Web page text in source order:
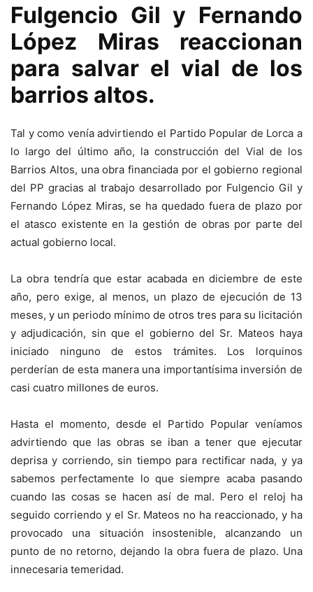
Fulgencio Gil y Fernando
López Miras reaccionan
para salvar el vial de los
barrios altos.
Tal y como venía advirtiendo el Partido Popular de Lorca a
lo largo del último año, la construcción del Vial de los
Barrios Altos, una obra financiada por el gobierno regional
del PP gracias al trabajo desarrollado por Fulgencio Gil y
Fernando López Miras, se ha quedado fuera de plazo por
el atasco existente en la gestión de obras por parte del
actual gobierno local.
La obra tendría que estar acabada en diciembre de este
año, pero exige, al menos, un plazo de ejecución de 13
meses, y un periodo mínimo de otros tres para su licitación
y adjudicación, sin que el gobierno del Sr. Mateos haya
iniciado ninguno de estos trámites. Los lorquinos
perderían de esta manera una importantísima inversión de
casi cuatro millones de euros.
Hasta el momento, desde el Partido Popular veníamos
advirtiendo que las obras se iban a tener que ejecutar
deprisa y corriendo, sin tiempo para rectificar nada, y ya
sabemos perfectamente lo que siempre acaba pasando
cuando las cosas se hacen así de mal. Pero el reloj ha
seguido corriendo y el Sr. Mateos no ha reaccionado, y ha
provocado una situación insostenible, alcanzando un
punto de no retorno, dejando la obra fuera de plazo. Una
innecesaria temeridad.